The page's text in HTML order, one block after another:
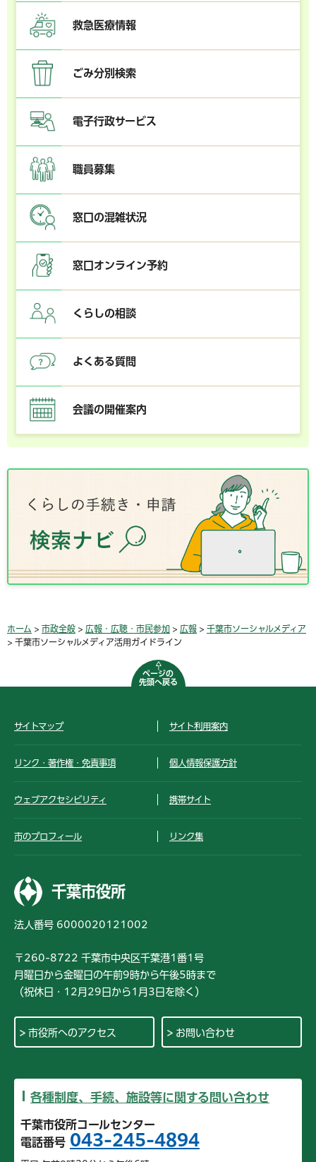
救急医療情報
ごみ分別検索
電子行政サービス
職員募集
窓口の混雑状況
窓口オンライン予約
くらしの相談
よくある質問
会議の開催案内
ホーム > 市政全般 > 広報・広聴・市民参加 > 広報 > 千葉市ソーシャルメディア
> 千葉市ソーシャルメディア活用ガイドライン
ページの
先頭へ戻る
サイトマップ サイト利用案内
リンク・著作権・免責事項 個人情報保護方針
ウェブアクセシビリティ 携帯サイト
市のプロフィール リンク集
千葉市役所
法人番号 6000020121002
〒260-8722 千葉市中央区千葉港1番1号
月曜日から金曜日の午前9時から午後5時まで
（祝休日・12月29日から1月3日を除く）
市役所へのアクセス お問い合わせ
各種制度、手続、施設等に関する問い合わせ
千葉市役所コールセンター
電話番号 043-245-4894